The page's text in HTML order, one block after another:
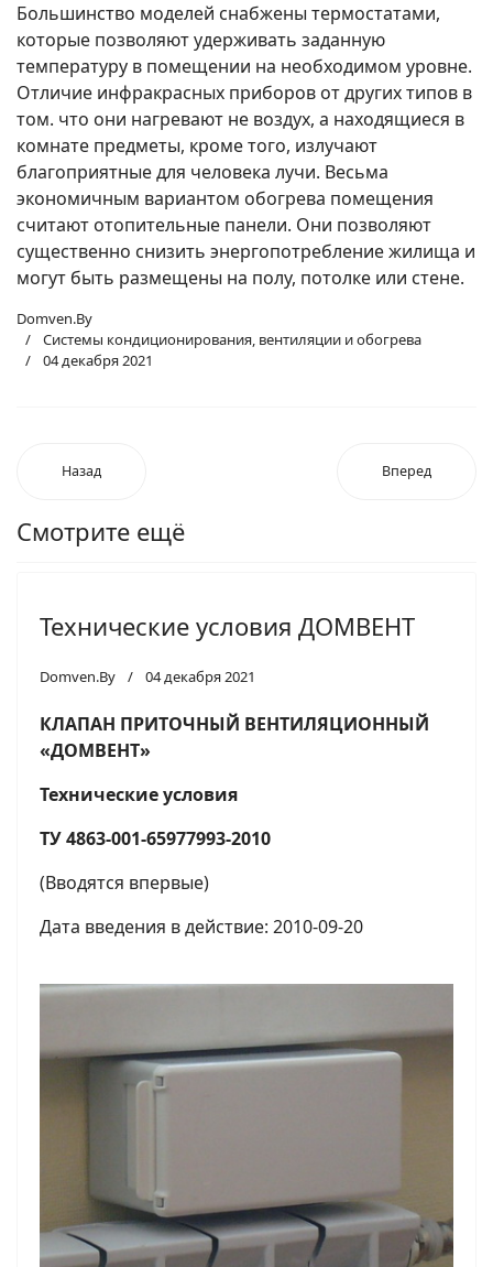
Большинство моделей снабжены термостатами,
которые позволяют удерживать заданную
температуру в помещении на необходимом уровне.
Отличие инфракрасных приборов от других типов в
том. что они нагревают не воздух, а находящиеся в
комнате предметы, кроме того, излучают
благоприятные для человека лучи. Весьма
экономичным вариантом обогрева помещения
считают отопительные панели. Они позволяют
существенно снизить энергопотребление жилища и
могут быть размещены на полу, потолке или стене.
Domven.By
Системы кондиционирования, вентиляции и обогрева
04 декабря 2021
Назад Вперед
Смотрите ещё
Технические условия ДОМВЕНТ
Domven.By 04 декабря 2021
КЛАПАН ПРИТОЧНЫЙ ВЕНТИЛЯЦИОННЫЙ
«ДОМВЕНТ»
Технические условия
ТУ 4863-001-65977993-2010
(Вводятся впервые)
Дата введения в действие: 2010-09-20